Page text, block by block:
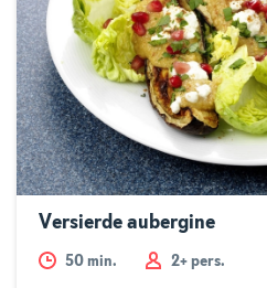
Versierde aubergine
50 min. 2+ pers.